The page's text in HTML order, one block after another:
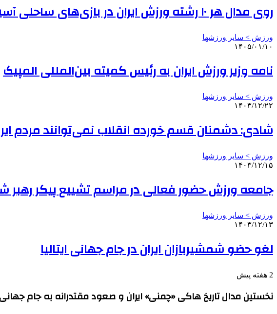
روی مدال هر ۱۰ رشته ورزش ایران در بازی‌های ساحلی آسیا حساب شده است
ورزش > سایر ورزشها
۱۴۰۵/۰۱/۱۰
نامه وزیر ورزش ایران به رئیس کمیته بین‌المللی المپیک
ورزش > سایر ورزشها
۱۴۰۳/۱۲/۲۲
شادی: دشمنان قسم خورده انقلاب نمی‌توانند مردم
ورزش > سایر ورزشها
۱۴۰۳/۱۲/۱۵
جامعه ورزش حضور فعالی در مراسم تشییع پیکر رهبر
ورزش > سایر ورزشها
۱۴۰۳/۱۲/۱۳
لغو حضو شمشیربازان ایران در جام جهانی ایتالیا
2 هفته پیش
نخستین مدال تاریخ هاکی «چمنی» ایران و صعود مقتدرانه به جام جهانی